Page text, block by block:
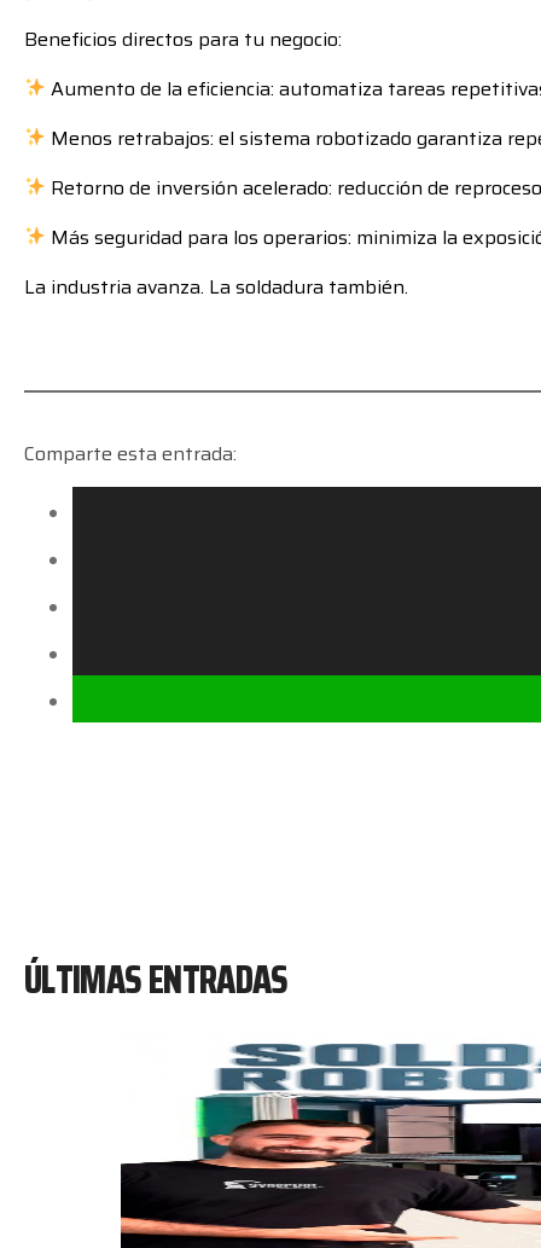
Beneficios directos para tu negocio:
Aumento de la eficiencia: automatiza tareas
Menos retrabajos: el sistema robotizado garantiza
Retorno de inversión acelerado: reducción de
Más seguridad para los operarios: minimiza la
La industria avanza. La soldadura también.
Comparte esta entrada:
ÚLTIMAS ENTRADAS